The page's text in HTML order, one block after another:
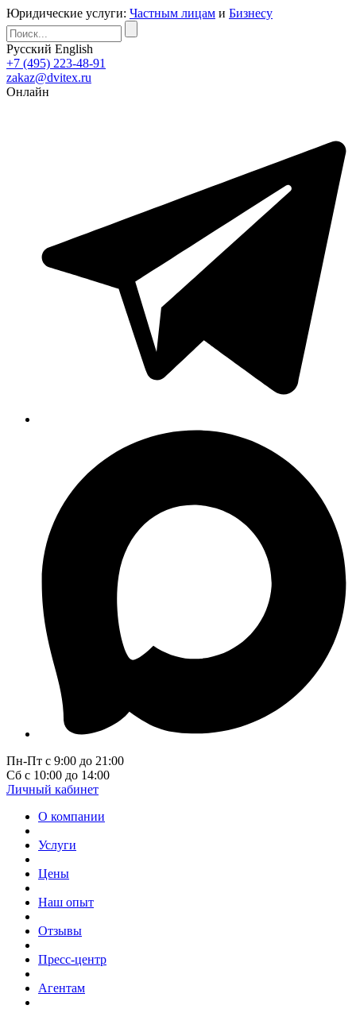
Юридические услуги: Частным лицам и Бизнесу
Русский English
+7 (495) 223-48-91
zakaz@dvitex.ru
Онлайн
Пн-Пт с 9:00 до 21:00
Сб с 10:00 до 14:00
Личный кабинет
О компании
Услуги
Цены
Наш опыт
Отзывы
Пресс-центр
Агентам